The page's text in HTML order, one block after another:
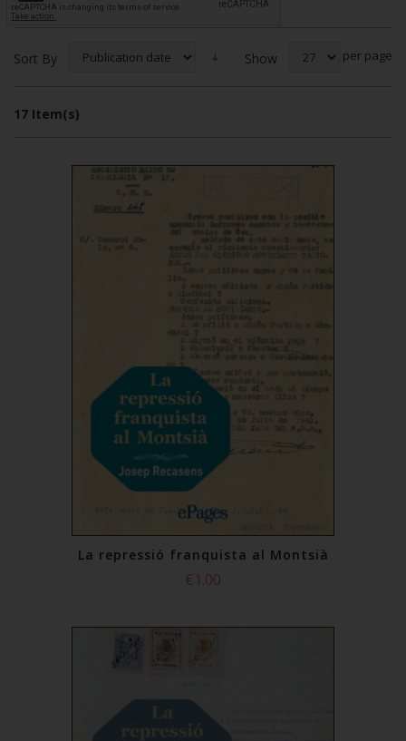
Sort By Show per page
17 Item(s)
La repressió franquista al Montsià
€1.00